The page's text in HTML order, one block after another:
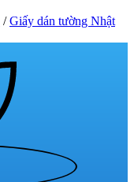
/ Giấy dán tường Nhật